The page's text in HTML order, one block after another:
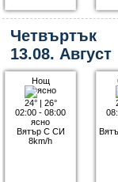
Четвъртък
13.08. Август
Нощ
24°| 26°
02:00 - 08:00
ясно
Вятър С СИ
8km/h